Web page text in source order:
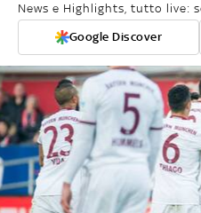
News e Highlights, tutto live:
Google Discover